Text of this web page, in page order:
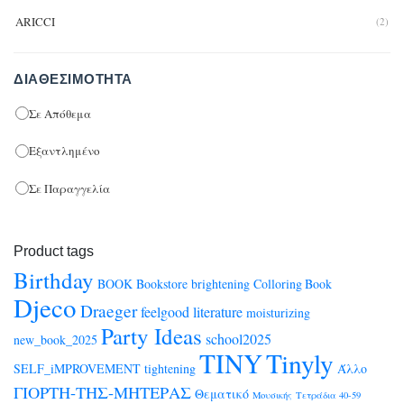
PERFUMES
KIDS PERFUMES
ΜΑΛΛΙΑ
ΣΩΜΑ
Coloring Books
FEEL GOOD ΛΟΓΟΤΕΧΝΙΑ
New Editions
ARICCI (2)
Bell / Χαρλένικ Ελλάς
BIC
BrainFood
COLORFIX
CORONA DI FIORI
Demon Hunters
ΔΙΑΘΕΣΙΜΌΤΗΤΑ
Σε Απόθεμα
Εξαντλημένο
Σε Παραγγελία
Product tags
Birthday BOOK Bookstore brightening Colloring Book
Djeco Draegerfeelgood literature moisturizing
new_book_2025 Party Ideas school2025
SELF_iMPROVEMENT tightening TINYTinyly Άλλο
ΓΙΟΡΤΗ-ΤΗΣ-ΜΗΤΕΡΑΣ Θεματικό Μουσικής Τετράδια 40-59